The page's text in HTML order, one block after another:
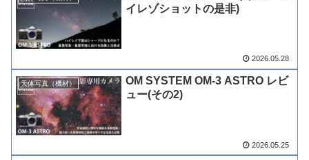
イレゾショットの是非)
2026.05.28
天体写真（機材）
OM SYSTEM OM-3 ASTRO レビ
ュー(その2)
2026.05.25